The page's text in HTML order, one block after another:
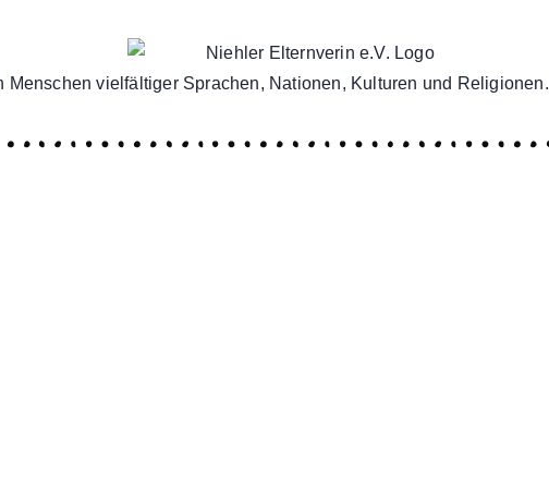
vielfältiger Sprachen, Nationen, Kulturen und Religionen.